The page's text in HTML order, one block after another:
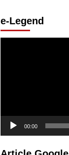
e-Legend
00:00